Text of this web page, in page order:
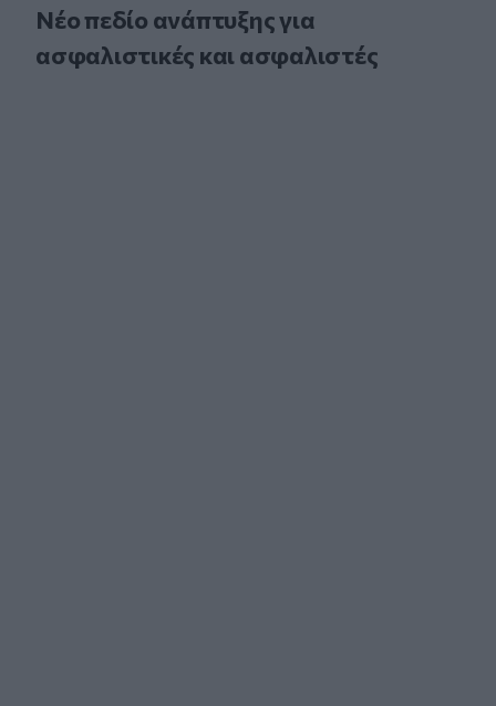
Νέο πεδίο ανάπτυξης για
ασφαλιστικές και ασφαλιστές